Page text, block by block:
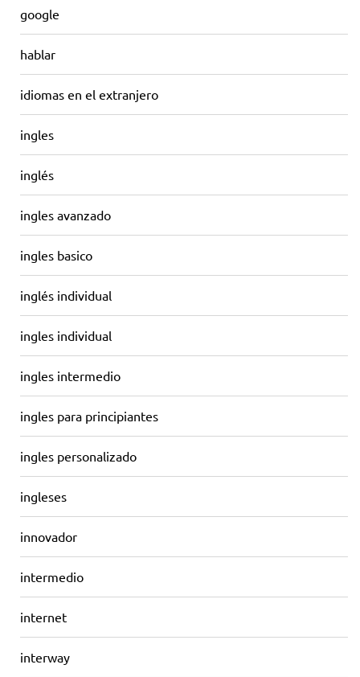
google
hablar
idiomas en el extranjero
ingles
inglés
ingles avanzado
ingles basico
inglés individual
ingles individual
ingles intermedio
ingles para principiantes
ingles personalizado
ingleses
innovador
intermedio
internet
interway